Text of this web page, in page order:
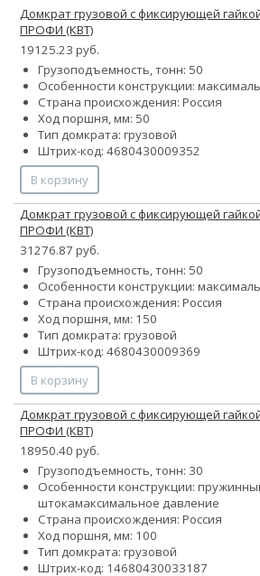
Домкрат грузовой с фиксирующей
ПРОФИ (КВТ)
19125.23 руб.
Грузоподъемность, тонн: 50
Особенности конструкции:
Страна происхождения: Россия
Ход поршня, мм: 50
Тип домкрата: грузовой
Штрих-код: 4680430009352
В корзину
Домкрат грузовой с фиксирующей
ПРОФИ (КВТ)
31276.87 руб.
Грузоподъемность, тонн: 50
Особенности конструкции:
Страна происхождения: Россия
Ход поршня, мм: 150
Тип домкрата: грузовой
Штрих-код: 4680430009369
В корзину
Домкрат грузовой с фиксирующей
ПРОФИ (КВТ)
18950.40 руб.
Грузоподъемность, тонн: 30
Особенности конструкции:
штокамаксимальное давление
Страна происхождения: Россия
Ход поршня, мм: 100
Тип домкрата: грузовой
Штрих-код: 14680430033187